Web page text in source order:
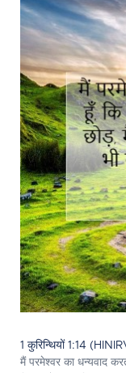
1 कुरिन्थियों 1:14
मैं परमेश्‍वर का धन्यवाद